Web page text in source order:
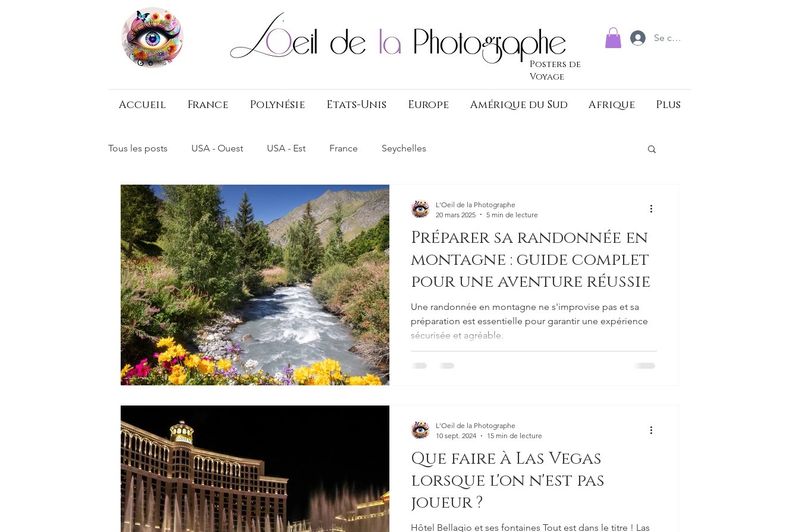
Posters de
Voyage
Se connecter
Accueil France Polynésie Etats-Unis Europe Amérique du Sud Afrique Plus
Tous les posts USA - Ouest USA - Est France Seychelles
Préparer sa randonnée en
montagne : guide complet
pour une aventure réussie
Une randonnée en montagne ne s'improvise pas et sa
préparation est essentielle pour garantir une expérience
sécurisée et agréable.
L'Oeil de la Photographe
20 mars 2025
5 min de lecture
Que faire à Las Vegas
lorsque l'on n'est pas
joueur ?
Hôtel Bellagio et ses fontaines Tout est dans le titre ! Las
L'Oeil de la Photographe
10 sept. 2024
15 min de lecture